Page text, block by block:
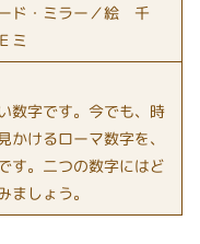
ド・ミラー／絵 千
ミ
数字です。今でも、時
けるローマ数字を、
す。二つの数字にはど
しょう。